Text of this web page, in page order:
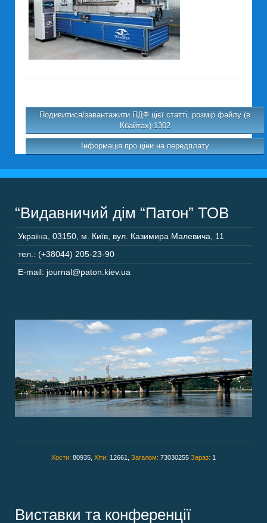
Подивитися/завантажити ПДФ цієї статті, розмір файлу (в
Кбайтах):1302
Інформація про ціни на передплату
“Видавничий дім “Патон” ТОВ
Україна 03150 м. Київ, вул. Казимира Малевича, 11
тел.: (+38044) 205-23-90
E-mail: journal@paton.kiev.ua
Хости: 80935, Хіти: 12661, Загалом: 73030255 Зараз: 1
Виставки та конференції